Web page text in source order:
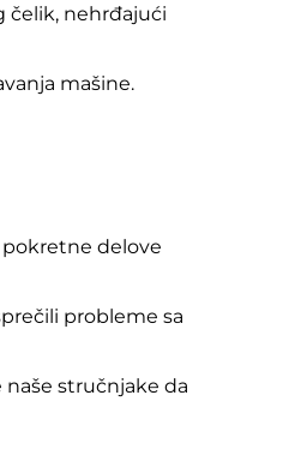
čelik, nehrđajući
mašine.
pokretne delove
probleme sa
naše stručnjake da